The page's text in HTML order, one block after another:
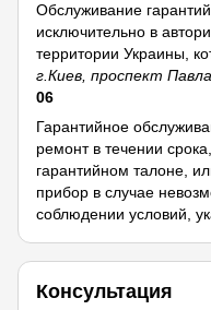
Обслуживание
исключительно в
территории Украины,
г.Киев, проспект
06
Гарантийное
ремонт в течении
гарантийном талоне,
прибор в случае
соблюдении условий,
Консультация